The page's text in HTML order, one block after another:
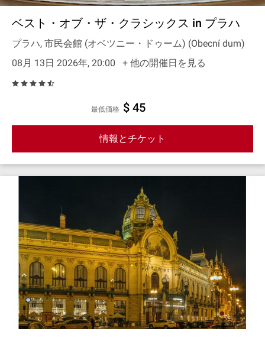
ベスト・オブ・ザ・クラシックス in プラハ
プラハ, 市民会館 (オベツニー・ドゥーム) (Obecní dum)
08月 13日 2026年, 20:00
+ 他の開催日を見る
最低価格 $ 45
情報とチケット